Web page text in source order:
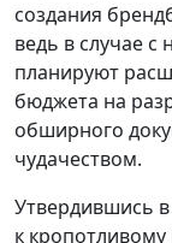
создания
ведь в случае
планируют
бюджета на
обширного
чудачеством.
Утвердившись
к